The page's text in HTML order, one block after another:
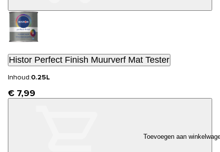
Histor Perfect Finish Muurverf Mat Tester
Inhoud:0.25L
€ 7,99
Toevoegen aan